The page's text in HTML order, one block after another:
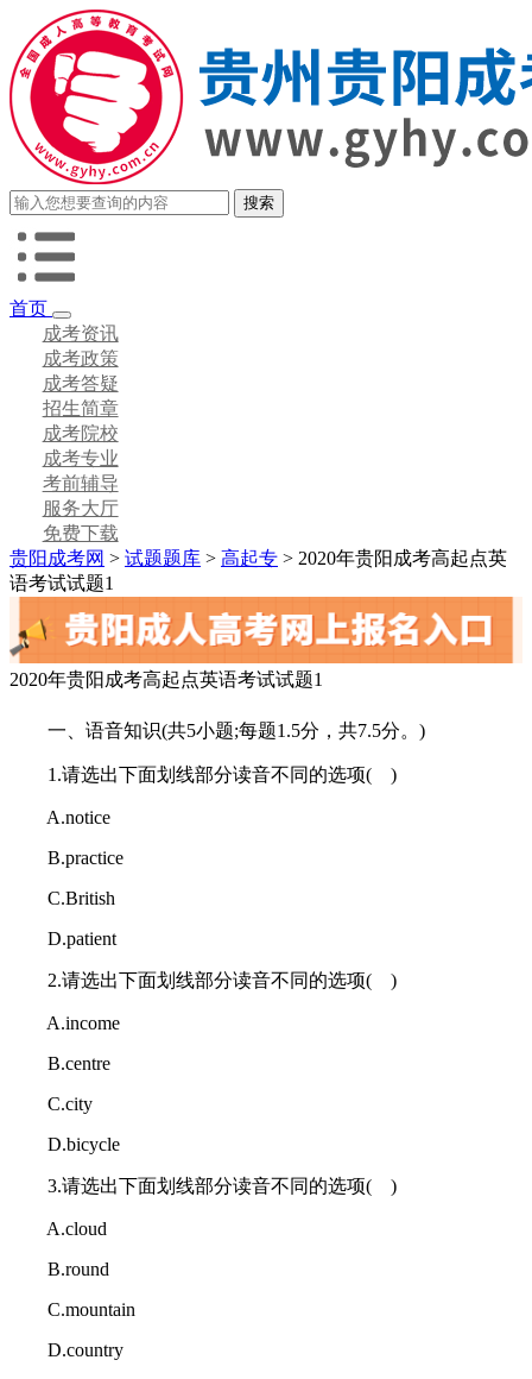
首页
成考资讯
成考政策
成考答疑
招生简章
成考院校
成考专业
考前辅导
服务大厅
免费下载
贵阳成考网 > 试题题库 > 高起专 > 2020年贵阳成考高起点英
语考试试题1
2020年贵阳成考高起点英语考试试题1
一、语音知识(共5小题;每题1.5分，共7.5分。)
1.请选出下面划线部分读音不同的选项( )
A.notice
B.practice
C.British
D.patient
2.请选出下面划线部分读音不同的选项( )
A.income
B.centre
C.city
D.bicycle
3.请选出下面划线部分读音不同的选项( )
A.cloud
B.round
C.mountain
D.country